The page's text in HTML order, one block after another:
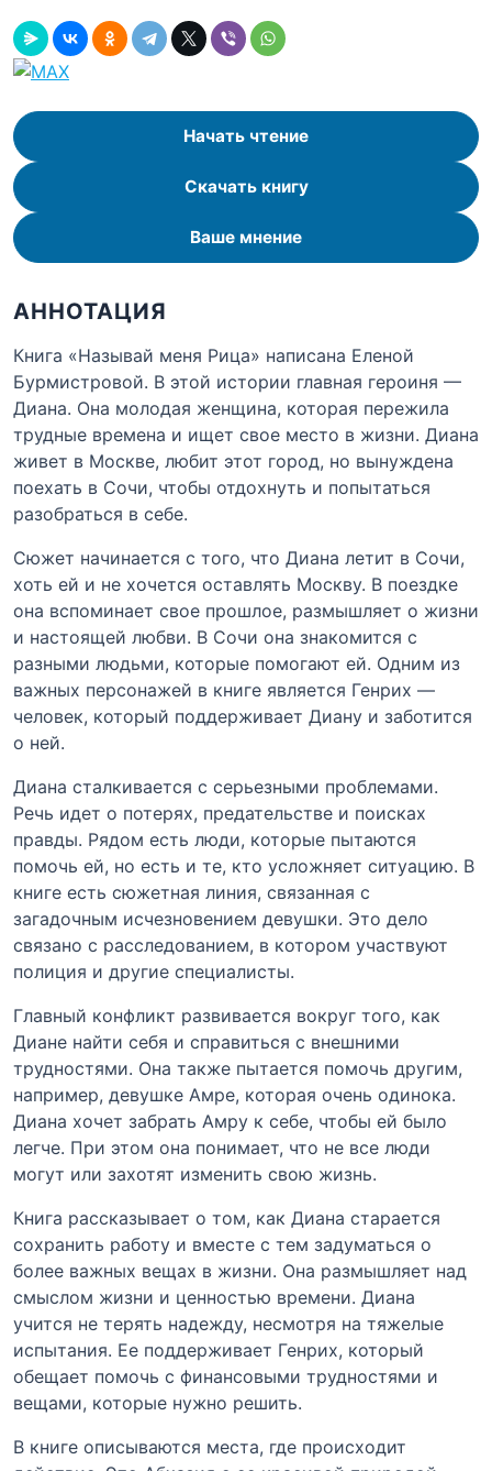
Начать чтение
Скачать книгу
Ваше мнение
АННОТАЦИЯ
Книга «Называй меня Рица» написана Еленой
Бурмистровой. В этой истории главная героиня —
Диана. Она молодая женщина, которая пережила
трудные времена и ищет свое место в жизни. Диана
живет в Москве, любит этот город, но вынуждена
поехать в Сочи, чтобы отдохнуть и попытаться
разобраться в себе.
Сюжет начинается с того, что Диана летит в Сочи,
хоть ей и не хочется оставлять Москву. В поездке
она вспоминает свое прошлое, размышляет о жизни
и настоящей любви. В Сочи она знакомится с
разными людьми, которые помогают ей. Одним из
важных персонажей в книге является Генрих —
человек, который поддерживает Диану и заботится
о ней.
Диана сталкивается с серьезными проблемами.
Речь идет о потерях, предательстве и поисках
правды. Рядом есть люди, которые пытаются
помочь ей, но есть и те, кто усложняет ситуацию. В
книге есть сюжетная линия, связанная с
загадочным исчезновением девушки. Это дело
связано с расследованием, в котором участвуют
полиция и другие специалисты.
Главный конфликт развивается вокруг того, как
Диане найти себя и справиться с внешними
трудностями. Она также пытается помочь другим,
например, девушке Амре, которая очень одинока.
Диана хочет забрать Амру к себе, чтобы ей было
легче. При этом она понимает, что не все люди
могут или захотят изменить свою жизнь.
Книга рассказывает о том, как Диана старается
сохранить работу и вместе с тем задуматься о
более важных вещах в жизни. Она размышляет над
смыслом жизни и ценностью времени. Диана
учится не терять надежду, несмотря на тяжелые
испытания. Ее поддерживает Генрих, который
обещает помочь с финансовыми трудностями и
вещами, которые нужно решить.
В книге описываются места, где происходит